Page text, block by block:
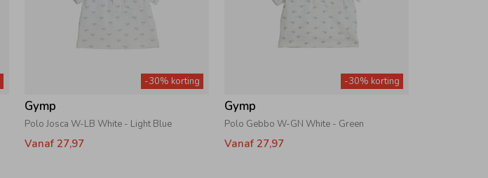
-30% korting
Gymp
Polo Josca W-LB White - Light Blue
Vanaf 27,97
-30% korting
Gymp
Polo Gebbo W-GN White - Green
Vanaf 27,97